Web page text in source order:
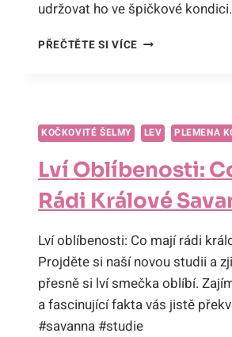
udržovat ho ve špičkové kondici.
PŘEČTĚTE SI VÍCEJAK
PRO
ŠETRNÉ
POZITIVNÍ
ZKUŠENOSTI
KOČKOVITÉ ŠELMY LEV PLEMENA
Lví Oblíbenosti:
Rádi Králové
Lví oblíbenosti: Co mají rádi
Projděte si naší novou studii a
přesně si lví smečka oblíbí.
a fascinující fakta vás jistě
#savanna #studie